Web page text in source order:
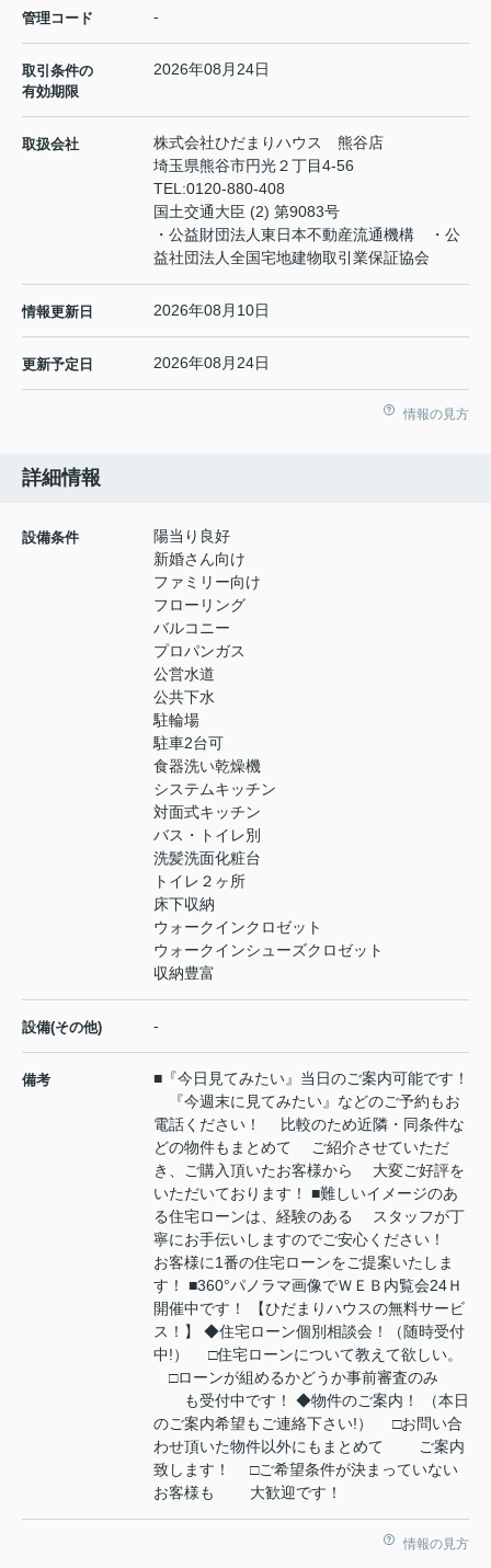
管理コード -
取引条件の
有効期限
2026年08月24日
取扱会社
株式会社ひだまりハウス 熊谷店
埼玉県熊谷市円光２丁目4-56
TEL:0120-880-408
国土交通大臣 (2) 第9083号
・公益財団法人東日本不動産流通機構 ・公
益社団法人全国宅地建物取引業保証協会
情報更新日 2026年08月10日
更新予定日 2026年08月24日
情報の見方
詳細情報
設備条件
陽当り良好
新婚さん向け
ファミリー向け
フローリング
バルコニー
プロパンガス
公営水道
公共下水
駐輪場
駐車2台可
食器洗い乾燥機
システムキッチン
対面式キッチン
バス・トイレ別
洗髪洗面化粧台
トイレ２ヶ所
床下収納
ウォークインクロゼット
ウォークインシューズクロゼット
収納豊富
設備(その他) -
備考
■『今日見てみたい』当日のご案内可能です！
『今週末に見てみたい』などのご予約もお
電話ください！ 比較のため近隣・同条件な
どの物件もまとめて ご紹介させていただ
き、ご購入頂いたお客様から 大変ご好評を
いただいております！ ■難しいイメージのあ
る住宅ローンは、経験のある スタッフが丁
寧にお手伝いしますのでご安心ください！
お客様に1番の住宅ローンをご提案いたしま
す！ ■360°パノラマ画像でＷＥＢ内覧会24Ｈ
開催中です！ 【ひだまりハウスの無料サービ
ス！】 ◆住宅ローン個別相談会！（随時受付
中!） □住宅ローンについて教えて欲しい。
□ローンが組めるかどうか事前審査のみ
も受付中です！ ◆物件のご案内！ （本日
のご案内希望もご連絡下さい!） □お問い合
わせ頂いた物件以外にもまとめて ご案内
致します！ □ご希望条件が決まっていない
お客様も 大歓迎です！
情報の見方